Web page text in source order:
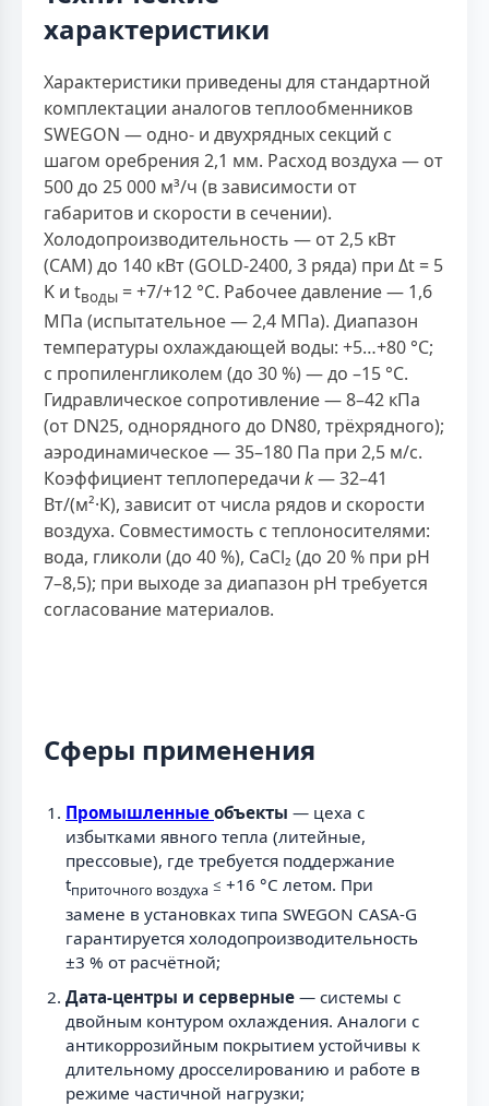
характеристики
Характеристики приведены для стандартной
комплектации аналогов теплообменников
SWEGON — одно- и двухрядных секций с
шагом оребрения 2,1 мм. Расход воздуха — от
500 до 25 000 м³/ч (в зависимости от
габаритов и скорости в сечении).
Холодопроизводительность — от 2,5 кВт
(CAM) до 140 кВт (GOLD-2400, 3 ряда) при Δt = 5
K и tводы = +7/+12 °C. Рабочее давление — 1,6
МПа (испытательное — 2,4 МПа). Диапазон
температуры охлаждающей воды: +5…+80 °C;
с пропиленгликолем (до 30 %) — до –15 °C.
Гидравлическое сопротивление — 8–42 кПа
(от DN25, однорядного до DN80, трёхрядного);
аэродинамическое — 35–180 Па при 2,5 м/с.
Коэффициент теплопередачи k— 32–41
Вт/(м²·К), зависит от числа рядов и скорости
воздуха. Совместимость с теплоносителями:
вода, гликоли (до 40 %), CaCl₂ (до 20 % при pH
7–8,5); при выходе за диапазон pH требуется
согласование материалов.
Сферы применения
Промышленные объекты — цеха с
избытками явного тепла (литейные,
прессовые), где требуется поддержание
tприточного воздуха ≤ +16 °C летом. При
замене в установках типа SWEGON CASA-G
гарантируется холодопроизводительность
±3 % от расчётной;
Дата-центры и серверные — системы с
двойным контуром охлаждения. Аналоги с
антикоррозийным покрытием устойчивы к
длительному дросселированию и работе в
режиме частичной нагрузки;